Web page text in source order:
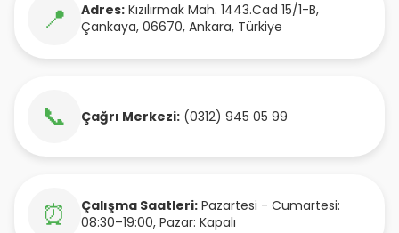
📍 Adres: Kızılırmak Mah. 1443.Cad 15/1-B,
Çankaya, 06670, Ankara, Türkiye
📞 Çağrı Merkezi: (0312) 945 05 99
⏰ Çalışma Saatleri: Pazartesi - Cumartesi:
08:30–19:00, Pazar: Kapalı